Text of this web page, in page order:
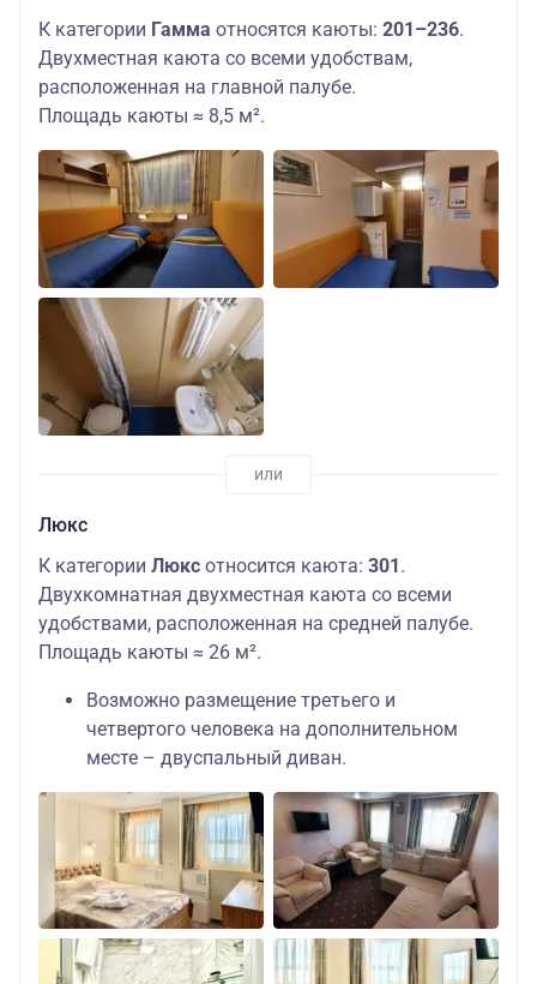
К категории Гамма относятся каюты: 201–236.
Двухместная каюта со всеми удобствам,
расположенная на главной палубе.
Площадь каюты ≈ 8,5 м².
Люкс
К категории Люкс относится каюта: 301.
Двухкомнатная двухместная каюта со всеми
удобствами, расположенная на средней палубе.
Площадь каюты ≈ 26 м².
Возможно размещение третьего и
четвертого человека на дополнительном
месте – двуспальный диван.